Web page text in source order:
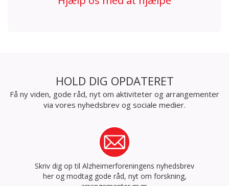
HOLD DIG OPDATERET
Få ny viden, gode råd, nyt om aktiviteter og arrangementer
via vores nyhedsbrev og sociale medier.
Skriv dig op til Alzheimerforeningens nyhedsbrev
her og modtag gode råd, nyt om forskning,